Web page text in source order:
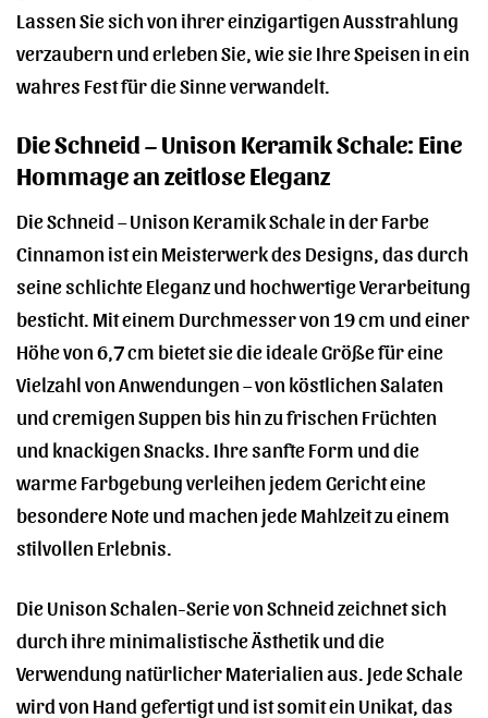
Lassen Sie sich von ihrer einzigartigen Ausstrahlung
verzaubern und erleben Sie, wie sie Ihre Speisen in ein
wahres Fest für die Sinne verwandelt.
Die Schneid – Unison Keramik Schale: Eine
Hommage an zeitlose Eleganz
Die Schneid – Unison Keramik Schale in der Farbe
Cinnamon ist ein Meisterwerk des Designs, das durch
seine schlichte Eleganz und hochwertige Verarbeitung
besticht. Mit einem Durchmesser von 19 cm und einer
Höhe von 6,7 cm bietet sie die ideale Größe für eine
Vielzahl von Anwendungen – von köstlichen Salaten
und cremigen Suppen bis hin zu frischen Früchten
und knackigen Snacks. Ihre sanfte Form und die
warme Farbgebung verleihen jedem Gericht eine
besondere Note und machen jede Mahlzeit zu einem
stilvollen Erlebnis.
Die Unison Schalen-Serie von Schneid zeichnet sich
durch ihre minimalistische Ästhetik und die
Verwendung natürlicher Materialien aus. Jede Schale
wird von Hand gefertigt und ist somit ein Unikat, das